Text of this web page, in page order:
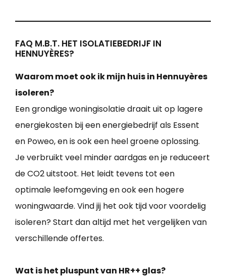
FAQ M.B.T. HET ISOLATIEBEDRIJF IN
HENNUYÈRES?
Waarom moet ook ik mijn huis in Hennuyères
isoleren?
Een grondige woningisolatie draait uit op lagere
energiekosten bij een energiebedrijf als Essent
en Poweo, en is ook een heel groene oplossing.
Je verbruikt veel minder aardgas en je reduceert
de CO2 uitstoot. Het leidt tevens tot een
optimale leefomgeving en ook een hogere
woningwaarde. Vind jij het ook tijd voor voordelig
isoleren? Start dan altijd met het vergelijken van
verschillende offertes.
Wat is het pluspunt van HR++ glas?